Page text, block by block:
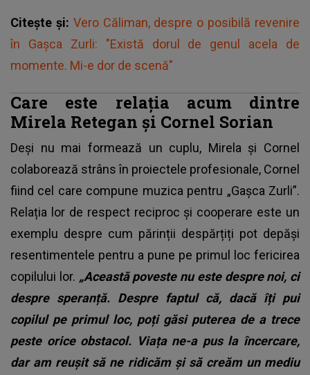
Citește și: Vero Căliman, despre o posibilă revenire
în Gașca Zurli: "Există dorul de genul acela de
momente. Mi-e dor de scenă"
Care este relația acum dintre
Mirela Retegan și Cornel Sorian
Deși nu mai formează un cuplu, Mirela și Cornel
colaborează strâns în proiectele profesionale, Cornel
fiind cel care compune muzica pentru „Gașca Zurli”.
Relația lor de respect reciproc și cooperare este un
exemplu despre cum părinții despărțiți pot depăși
resentimentele pentru a pune pe primul loc fericirea
copilului lor. „Această poveste nu este despre noi, ci
despre speranță. Despre faptul că, dacă îți pui
copilul pe primul loc, poți găsi puterea de a trece
peste orice obstacol. Viața ne-a pus la încercare,
dar am reușit să ne ridicăm și să creăm un mediu